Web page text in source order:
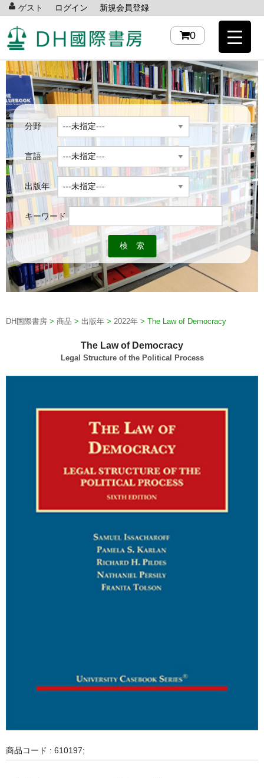
ゲスト ログイン 新規会員登録
0
分野
言語
出版年
キーワード
DH国際書房 > 商品 > 出版年 > 2022年 > The Law of Democracy
The Law of Democracy
Legal Structure of the Political Process
商品コード : 610197;